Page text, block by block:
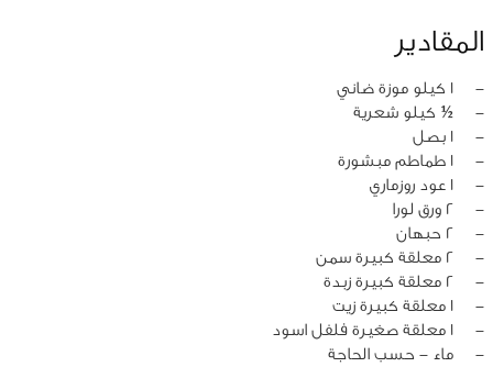
المقادير
‏-
1 كيلو موزة ضاني
‏-
½ كيلو شعرية
‏-
1 بصل
‏-
1 طماطم مبشورة
‏-
1 عود روزماري
‏-
2 ورق لورا
‏-
2 حبهان
‏-
2 معلقة كبيرة سمن
‏-
2 معلقة كبيرة زبدة
‏-
1 معلقة كبيرة زيت
‏-
1 معلقة صغيرة فلفل اسود
‏-
ماء - حسب الحاجة